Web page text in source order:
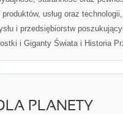
usług oraz
i przedsiębiorstw
i Giganty Świata i Historia
PLANETY